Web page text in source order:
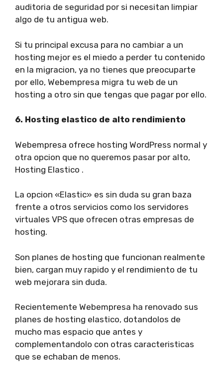
auditoria de seguridad por si necesitan limpiar
algo de tu antigua web.
Si tu principal excusa para no cambiar a un
hosting mejor es el miedo a perder tu contenido
en la migracion, ya no tienes que preocuparte
por ello, Webempresa migra tu web de un
hosting a otro sin que tengas que pagar por ello.
6. Hosting elastico de alto rendimiento
Webempresa ofrece hosting WordPress normal y
otra opcion que no queremos pasar por alto,
Hosting Elastico .
La opcion «Elastic» es sin duda su gran baza
frente a otros servicios como los servidores
virtuales VPS que ofrecen otras empresas de
hosting.
Son planes de hosting que funcionan realmente
bien, cargan muy rapido y el rendimiento de tu
web mejorara sin duda.
Recientemente Webempresa ha renovado sus
planes de hosting elastico, dotandolos de
mucho mas espacio que antes y
complementandolo con otras caracteristicas
que se echaban de menos.